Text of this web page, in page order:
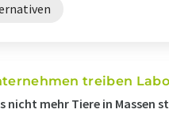
treiben
mehr Tiere in Massen